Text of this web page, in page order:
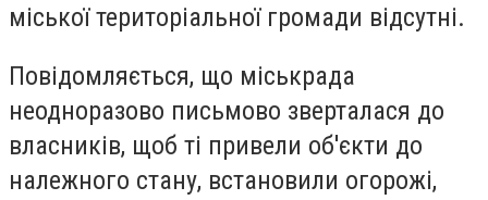
міської територіальної громади відсутні.
Повідомляється, що міськрада
неодноразово письмово зверталася до
власників, щоб ті привели об'єкти до
належного стану, встановили огорожі,